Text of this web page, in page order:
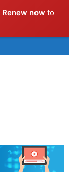
Renew now to